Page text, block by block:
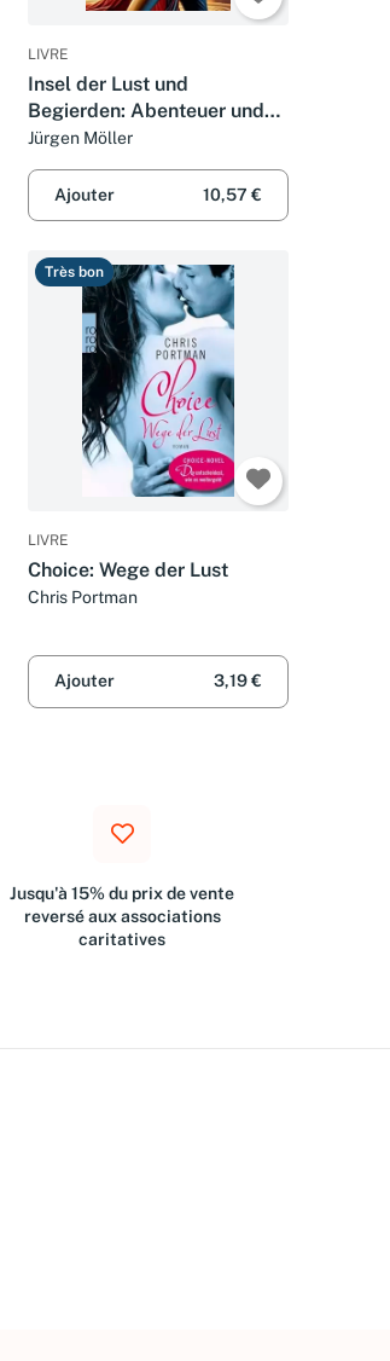
LIVRE
Insel der Lust und
Begierden: Abenteuer und
Erotik
Jürgen Möller
Ajouter 10,57 €
Très bon
LIVRE
Choice: Wege der Lust
Chris Portman
Ajouter 3,19 €
Jusqu'à 15% du prix de vente
reversé aux associations
caritatives